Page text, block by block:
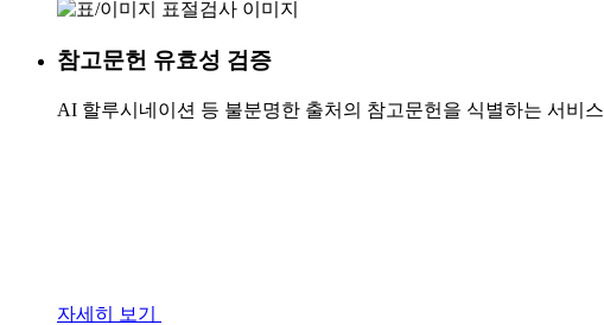
참고문헌 유효성 검증
AI 할루시네이션 등 불분명한 출처의 참고문헌을 식별하는 서비스
자세히 보기